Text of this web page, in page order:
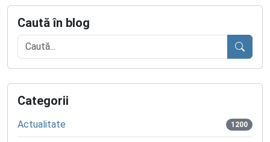
Caută în blog
Caută
Categorii
Actualitate 1200